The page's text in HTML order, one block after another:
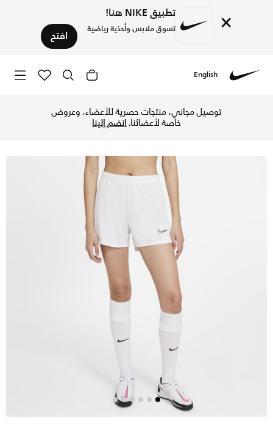
× تطبيق NIKE هنا!
تسوق ملابس وأحذية رياضية افتح
English
توصيل مجاني، منتجات حصرية للأعضاء، وعروض
خاصة لأعضائنا.انضم إلينا